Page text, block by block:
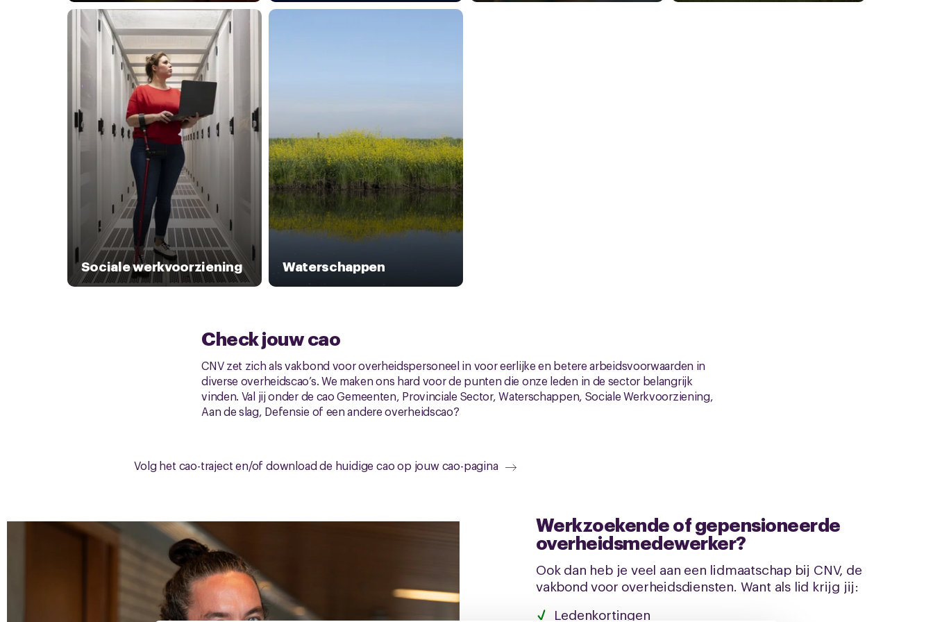
Sociale werkvoorziening Waterschappen
Check jouw cao
CNV zet zich als vakbond voor overheidspersoneel in voor eerlijke en betere arbeidsvoorwaarden in
diverse overheidscao’s. We maken ons hard voor de punten die onze leden in de sector belangrijk
vinden. Val jij onder de cao Gemeenten, Provinciale Sector, Waterschappen, Sociale Werkvoorziening,
Aan de slag, Defensie of een andere overheidscao?
Volg het cao-traject en/of download de huidige cao op jouw cao-pagina
Werkzoekende of gepensioneerde
overheidsmedewerker?
Ook dan heb je veel aan een lidmaatschap bij CNV, de
vakbond voor overheidsdiensten. Want als lid krijg jij:
Ledenkortingen